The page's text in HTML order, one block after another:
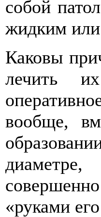
собой
жидким
Каковы
лечить
вообще,
«руками